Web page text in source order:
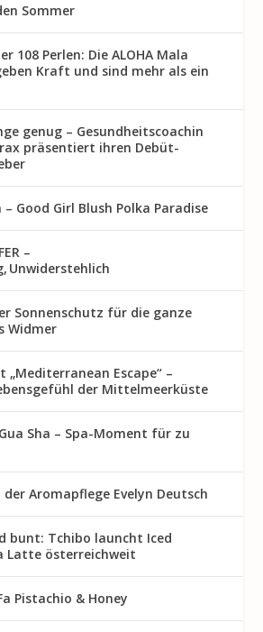
Sommer
108 Perlen: Die ALOHA Mala
Kraft und sind mehr als ein
genug – Gesundheitscoachin
präsentiert ihren Debüt-
Good Girl Blush Polka Paradise
–
Unwiderstehlich
Sonnenschutz für die ganze
Widmer
„Mediterranean Escape“ –
der Mittelmeerküste
Sha – Spa-Moment für zu
der Aromapflege Evelyn Deutsch
bunt: Tchibo launcht Iced
Latte österreichweit
Pistachio & Honey